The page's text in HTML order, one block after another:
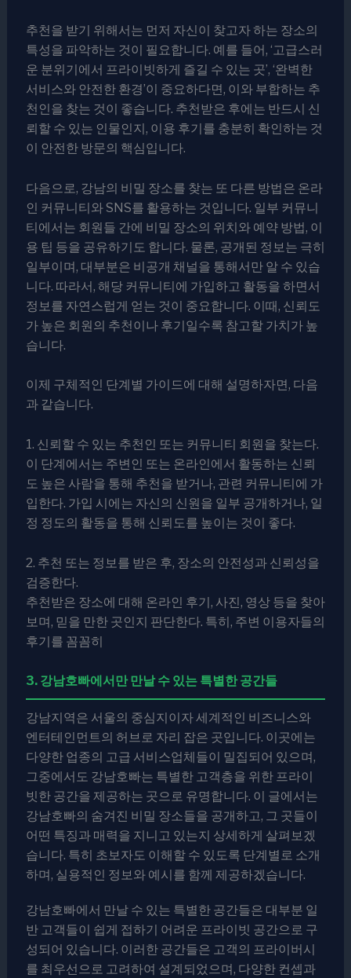
추천을 받기 위해서는 먼저 자신이 찾고자 하는 장소의
특성을 파악하는 것이 필요합니다. 예를 들어, ‘고급스러
운 분위기에서 프라이빗하게 즐길 수 있는 곳’, ‘완벽한
서비스와 안전한 환경’이 중요하다면, 이와 부합하는 추
천인을 찾는 것이 좋습니다. 추천받은 후에는 반드시 신
뢰할 수 있는 인물인지, 이용 후기를 충분히 확인하는 것
이 안전한 방문의 핵심입니다.
다음으로, 강남의 비밀 장소를 찾는 또 다른 방법은 온라
인 커뮤니티와 SNS를 활용하는 것입니다. 일부 커뮤니
티에서는 회원들 간에 비밀 장소의 위치와 예약 방법, 이
용 팁 등을 공유하기도 합니다. 물론, 공개된 정보는 극히
일부이며, 대부분은 비공개 채널을 통해서만 알 수 있습
니다. 따라서, 해당 커뮤니티에 가입하고 활동을 하면서
정보를 자연스럽게 얻는 것이 중요합니다. 이때, 신뢰도
가 높은 회원의 추천이나 후기일수록 참고할 가치가 높
습니다.
이제 구체적인 단계별 가이드에 대해 설명하자면, 다음
과 같습니다.
1. 신뢰할 수 있는 추천인 또는 커뮤니티 회원을 찾는다.
이 단계에서는 주변인 또는 온라인에서 활동하는 신뢰
도 높은 사람을 통해 추천을 받거나, 관련 커뮤니티에 가
입한다. 가입 시에는 자신의 신원을 일부 공개하거나, 일
정 정도의 활동을 통해 신뢰도를 높이는 것이 좋다.
2. 추천 또는 정보를 받은 후, 장소의 안전성과 신뢰성을
검증한다.
추천받은 장소에 대해 온라인 후기, 사진, 영상 등을 찾아
보며, 믿을 만한 곳인지 판단한다. 특히, 주변 이용자들의
후기를 꼼꼼히
3. 강남호빠에서만 만날 수 있는 특별한 공간들
강남지역은 서울의 중심지이자 세계적인 비즈니스와
엔터테인먼트의 허브로 자리 잡은 곳입니다. 이곳에는
다양한 업종의 고급 서비스업체들이 밀집되어 있으며,
그중에서도 강남호빠는 특별한 고객층을 위한 프라이
빗한 공간을 제공하는 곳으로 유명합니다. 이 글에서는
강남호빠의 숨겨진 비밀 장소들을 공개하고, 그 곳들이
어떤 특징과 매력을 지니고 있는지 상세하게 살펴보겠
습니다. 특히 초보자도 이해할 수 있도록 단계별로 소개
하며, 실용적인 정보와 예시를 함께 제공하겠습니다.
강남호빠에서 만날 수 있는 특별한 공간들은 대부분 일
반 고객들이 쉽게 접하기 어려운 프라이빗 공간으로 구
성되어 있습니다. 이러한 공간들은 고객의 프라이버시
를 최우선으로 고려하여 설계되었으며, 다양한 컨셉과